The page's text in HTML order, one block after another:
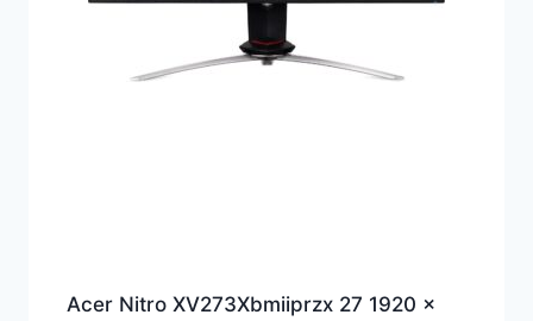
Acer Nitro XV273Xbmiiprzx 27 1920 x